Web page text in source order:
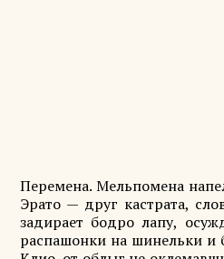
Перемена. Мельпомена
Эрато — друг кастрата,
задирает бодро лапу,
распашонки на шинельки и